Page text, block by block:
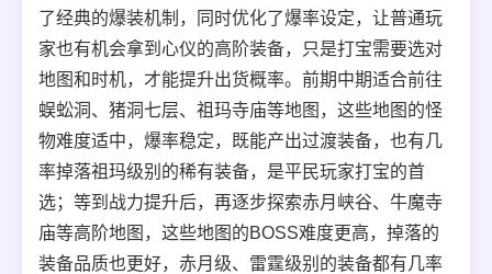
了经典的爆装机制，同时优化了爆率设定，让普通玩
家也有机会拿到心仪的高阶装备，只是打宝需要选对
地图和时机，才能提升出货概率。前期中期适合前往
蜈蚣洞、猪洞七层、祖玛寺庙等地图，这些地图的怪
物难度适中，爆率稳定，既能产出过渡装备，也有几
率掉落祖玛级别的稀有装备，是平民玩家打宝的首
选；等到战力提升后，再逐步探索赤月峡谷、牛魔寺
庙等高阶地图，这些地图的BOSS难度更高，掉落的
装备品质也更好，赤月级、雷霆级别的装备都有几率